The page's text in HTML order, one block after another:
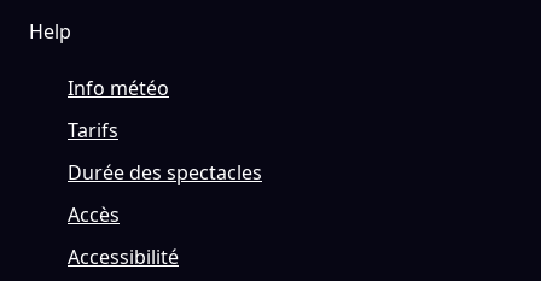
Help
Info météo
Tarifs
Durée des spectacles
Accès
Accessibilité